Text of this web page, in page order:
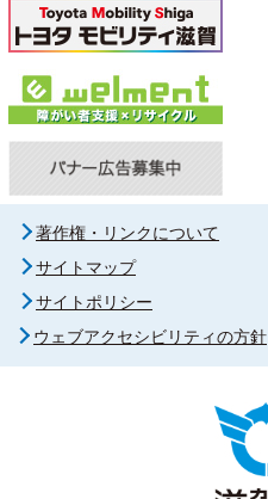
著作権・リンクについて
サイトマップ
サイトポリシー
ウェブアクセシビリティの方針